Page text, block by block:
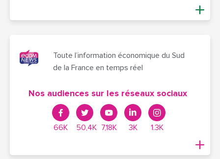
Toute l’information économique du Sud
de la France en temps réel
Nos audiences sur les réseaux sociaux
66K 50,4K 7,18K 3K 1.3K